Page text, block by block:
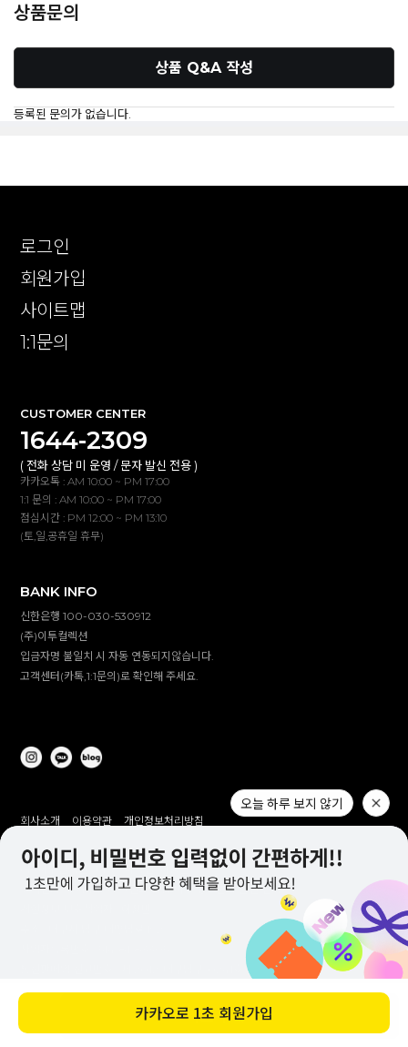
바로 구매하기
상품문의
상품 Q&A 작성
등록된 문의가 없습니다.
로그인
회원가입
사이트맵
1:1문의
CUSTOMER CENTER
1644-2309
( 전화 상담 미 운영 / 문자 발신 전용 )
카카오톡 : AM 10:00 ~ PM 17:00
1:1 문의 : AM 10:00 ~ PM 17:00
점심시간 : PM 12:00 ~ PM 13:10
(토,일,공휴일 휴무)
BANK INFO
신한은행 100-030-530912
(주)이투컬렉션
입금자명 불일치 시 자동 연동되지않습니다.
고객센터(카톡,1:1문의)로 확인해 주세요.
회사소개 이용약관 개인정보처리방침
(주)이투컬렉션 대표 :이용철, 이창만
고객센터 :1644-2309(전화 상담 미 운영 / 문자 발신 전용)
대량 구매 문의 : e2sales@dailylike.co.kr
Overseas business : dailylike@e2collection.com